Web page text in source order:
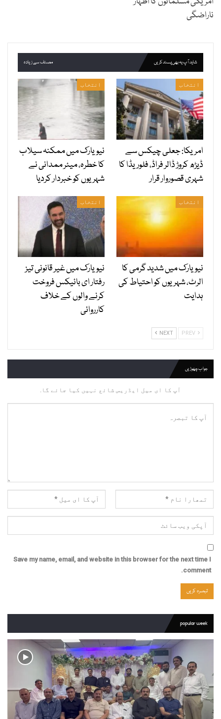
ناراضگی
شاید آپ یہ بھی پسند کریں مصنف سے زیادہ
انتخاب
امریکا: جعلی چیکس سے
ڈیڑھ کروڑ ڈالر فراڈ، فلوریڈا کا
شہری قصوروار قرار
انتخاب
نیویارک میں ممکنہ سیلاب
کا خطرہ، میئر ممدانی نے
شہریوں کو خبردار کردیا
انتخاب
نیویارک میں شدید گرمی کا
الرٹ، شہریوں کو احتیاط کی
ہدایت
انتخاب
نیویارک میں غیر قانونی تیز
رفتار ای بائیکس فروخت
کرنے والوں کے خلاف
کارروائی
NEXT
جواب چھوڑیں
آپ کا ای میل ایڈریس شائع نہیں کیا جائے گا.
Save my name, email, and website in this browser for the next time I
comment.
popular week